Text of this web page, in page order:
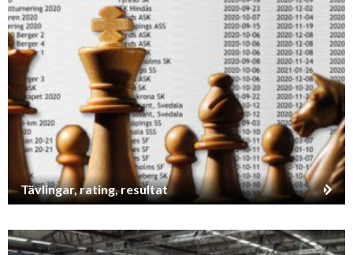
Tävlingar, rating, resultat